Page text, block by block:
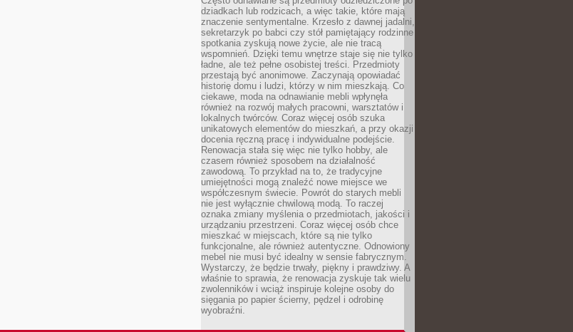
dziadkach lub rodzicach, a więc takie, które mają
znaczenie sentymentalne. Krzesło z dawnej jadalni,
sekretarzyk po babci czy stół pamiętający rodzinne
spotkania zyskują nowe życie, ale nie tracą
wspomnień. Dzięki temu wnętrze staje się nie tylko
ładne, ale też pełne osobistej treści. Przedmioty
przestają być anonimowe. Zaczynają opowiadać
historię domu i ludzi, którzy w nim mieszkają. Co
ciekawe, moda na odnawianie mebli wpłynęła
również na rozwój małych pracowni, warsztatów i
lokalnych twórców. Coraz więcej osób szuka
unikatowych elementów do mieszkań, a przy okazji
docenia ręczną pracę i indywidualne podejście.
Renowacja stała się więc nie tylko hobby, ale
czasem również sposobem na działalność
zawodową. To przykład na to, że tradycyjne
umiejętności mogą znaleźć nowe miejsce we
współczesnym świecie. Powrót do starych mebli
nie jest wyłącznie chwilową modą. To raczej
oznaka zmiany myślenia o przedmiotach, jakości i
urządzaniu przestrzeni. Coraz więcej osób chce
mieszkać w miejscach, które są nie tylko
funkcjonalne, ale również autentyczne. Odnowiony
mebel nie musi być idealny w sensie fabrycznym.
Wystarczy, że będzie trwały, piękny i prawdziwy. A
właśnie to sprawia, że renowacja zyskuje tak wielu
zwolenników i wciąż inspiruje kolejne osoby do
sięgania po papier ścierny, pędzel i odrobinę
wyobraźni.